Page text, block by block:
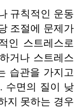
규칙적인 운동
조절에 문제가
인 스트레스로
거나 스트레스
습관을 가지고
수면의 질이 낮
지 못하는 경우